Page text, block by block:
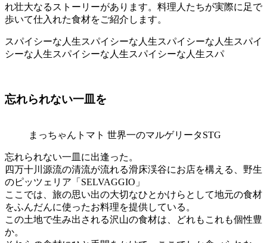
れ壮大なるストーリーがあります。料理人たちが実際に足で
歩いて仕入れた食材をご紹介します。
スパイシーな人生スパイシーな人生スパイシーな人生スパイ
シーな人生スパイシーな人生スパイシーな人生スパ
忘れられない一皿を
まっちゃんトマト 世界一のマルゲリータSTG
忘れられない一皿に出逢った。
四万十川源流の清流が流れる滑床渓谷にお店を構える、野生
のピッツェリア「SELVAGGIO」
ここでは、旅の思い出の大切なひとかけらとして地元の食材
をふんだんに使ったお料理を提供している。
この土地で生み出される沢山の食材は、どれもこれも個性豊
か。